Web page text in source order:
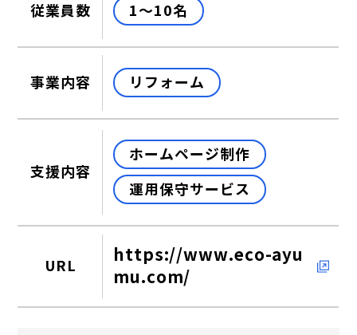
従業員数 1～10名
事業内容 リフォーム
支援内容
ホームページ制作
運用保守サービス
URL
https://www.eco-ayu
mu.com/